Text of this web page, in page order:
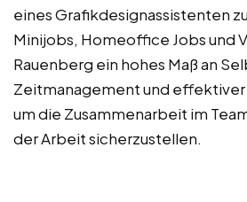
eines Grafikdesignassistenten
Minijobs, Homeoffice Jobs und
Rauenberg ein hohes Maß an
Zeitmanagement und
um die Zusammenarbeit im
der Arbeit sicherzustellen.